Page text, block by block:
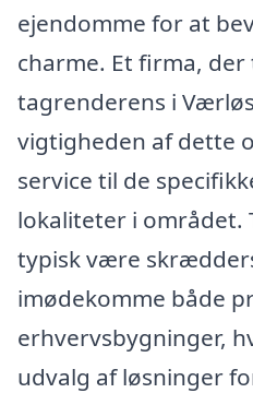
ejendomme for at
charme. Et firma,
tagrenderens i
vigtigheden af dette
service til de
lokaliteter i området.
typisk være
imødekomme både
erhvervsbygninger,
udvalg af løsninger